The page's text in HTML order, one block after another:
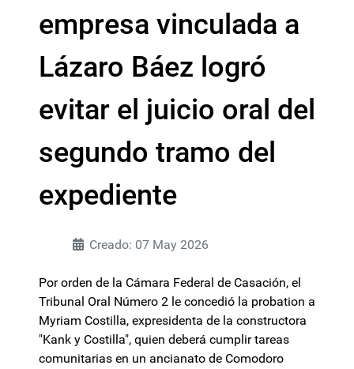
empresa vinculada a
Lázaro Báez logró
evitar el juicio oral del
segundo tramo del
expediente
Creado: 07 May 2026
Por orden de la Cámara Federal de Casación, el
Tribunal Oral Número 2 le concedió la probation a
Myriam Costilla, expresidenta de la constructora
"Kank y Costilla", quien deberá cumplir tareas
comunitarias en un ancianato de Comodoro